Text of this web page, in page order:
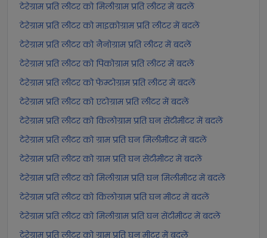
टेरेग्राम प्रति लीटर को मिलीग्राम प्रति लीटर में बदलें
टेरेग्राम प्रति लीटर को माइक्रोग्राम प्रति लीटर में बदलें
टेरेग्राम प्रति लीटर को नैनोग्राम प्रति लीटर में बदलें
टेरेग्राम प्रति लीटर को पिकोग्राम प्रति लीटर में बदलें
टेरेग्राम प्रति लीटर को फेम्टोग्राम प्रति लीटर में बदलें
टेरेग्राम प्रति लीटर को एटोग्राम प्रति लीटर में बदलें
टेरेग्राम प्रति लीटर को किलोग्राम प्रति घन सेंटीमीटर में बदलें
टेरेग्राम प्रति लीटर को ग्राम प्रति घन मिलीमीटर में बदलें
टेरेग्राम प्रति लीटर को ग्राम प्रति घन सेंटीमीटर में बदलें
टेरेग्राम प्रति लीटर को मिलीग्राम प्रति घन मिलीमीटर में बदलें
टेरेग्राम प्रति लीटर को किलोग्राम प्रति घन मीटर में बदलें
टेरेग्राम प्रति लीटर को मिलीग्राम प्रति घन सेंटीमीटर में बदलें
टेरेग्राम प्रति लीटर को ग्राम प्रति घन मीटर में बदलें